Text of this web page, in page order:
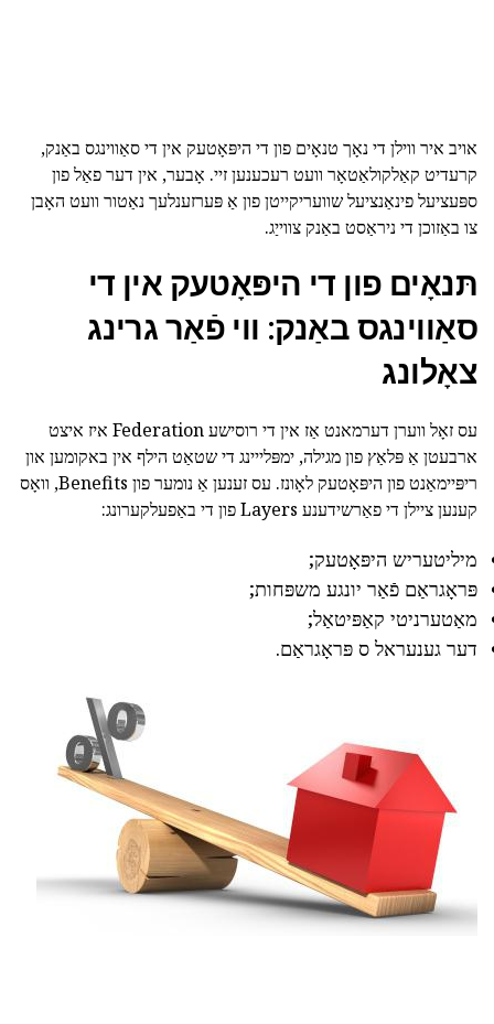
אויב איר ווילן די נאָך טנאָים פון די היפּאָטעק אין די סאַווינגס באַנק,
קרעדיט קאַלקולאַטאָר וועט רעכענען זיי. אָבער, אין דער פאַל פון
ספּעציעל פינאַנציעל שוועריקייטן פון אַ פּערזענלעך נאַטור וועט האָבן
צו באַזוכן די ניראַסט באַנק צווייַג.
תּנאָים פון די היפּאָטעק אין די
סאַווינגס באַנק: ווי פֿאַר גרינג
צאָלונג
עס זאָל ווערן דערמאנט אַז אין די רוסישע Federation איז איצט
ארבעטן אַ פּלאַץ פון מגילה, ימפּלייינג די שטאַט הילף אין באקומען און
ריפּיימאַנט פון היפּאָטעק לאָונז. עס זענען אַ נומער פון Benefits, וואָס
קענען ציילן די פאַרשידענע Layers פון די באַפעלקערונג:
מיליטעריש היפּאָטעק;
פּראָגראַם פֿאַר יונגע משפּחות;
מאַטערניטי קאַפּיטאַל;
דער גענעראל ס פּראָגראַם.